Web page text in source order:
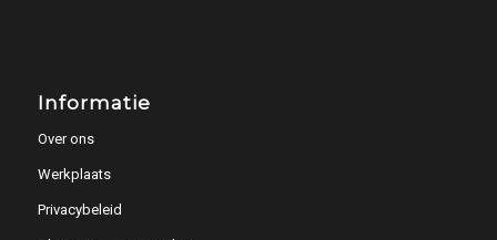
Informatie
Over ons
Werkplaats
Privacybeleid